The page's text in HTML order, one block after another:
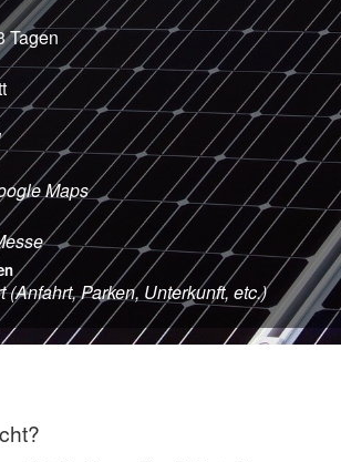
Tagen
Maps
Parken, Unterkunft, etc.)